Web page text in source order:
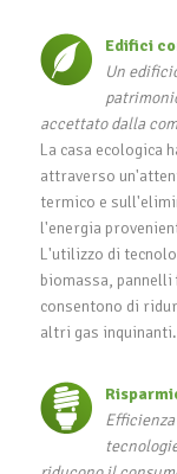
Edifici
Un
accettato dalla
La casa ecologica
attraverso
termico e
l'energia
L'utilizzo di
biomassa,
consentono di
altri gas inquinanti.